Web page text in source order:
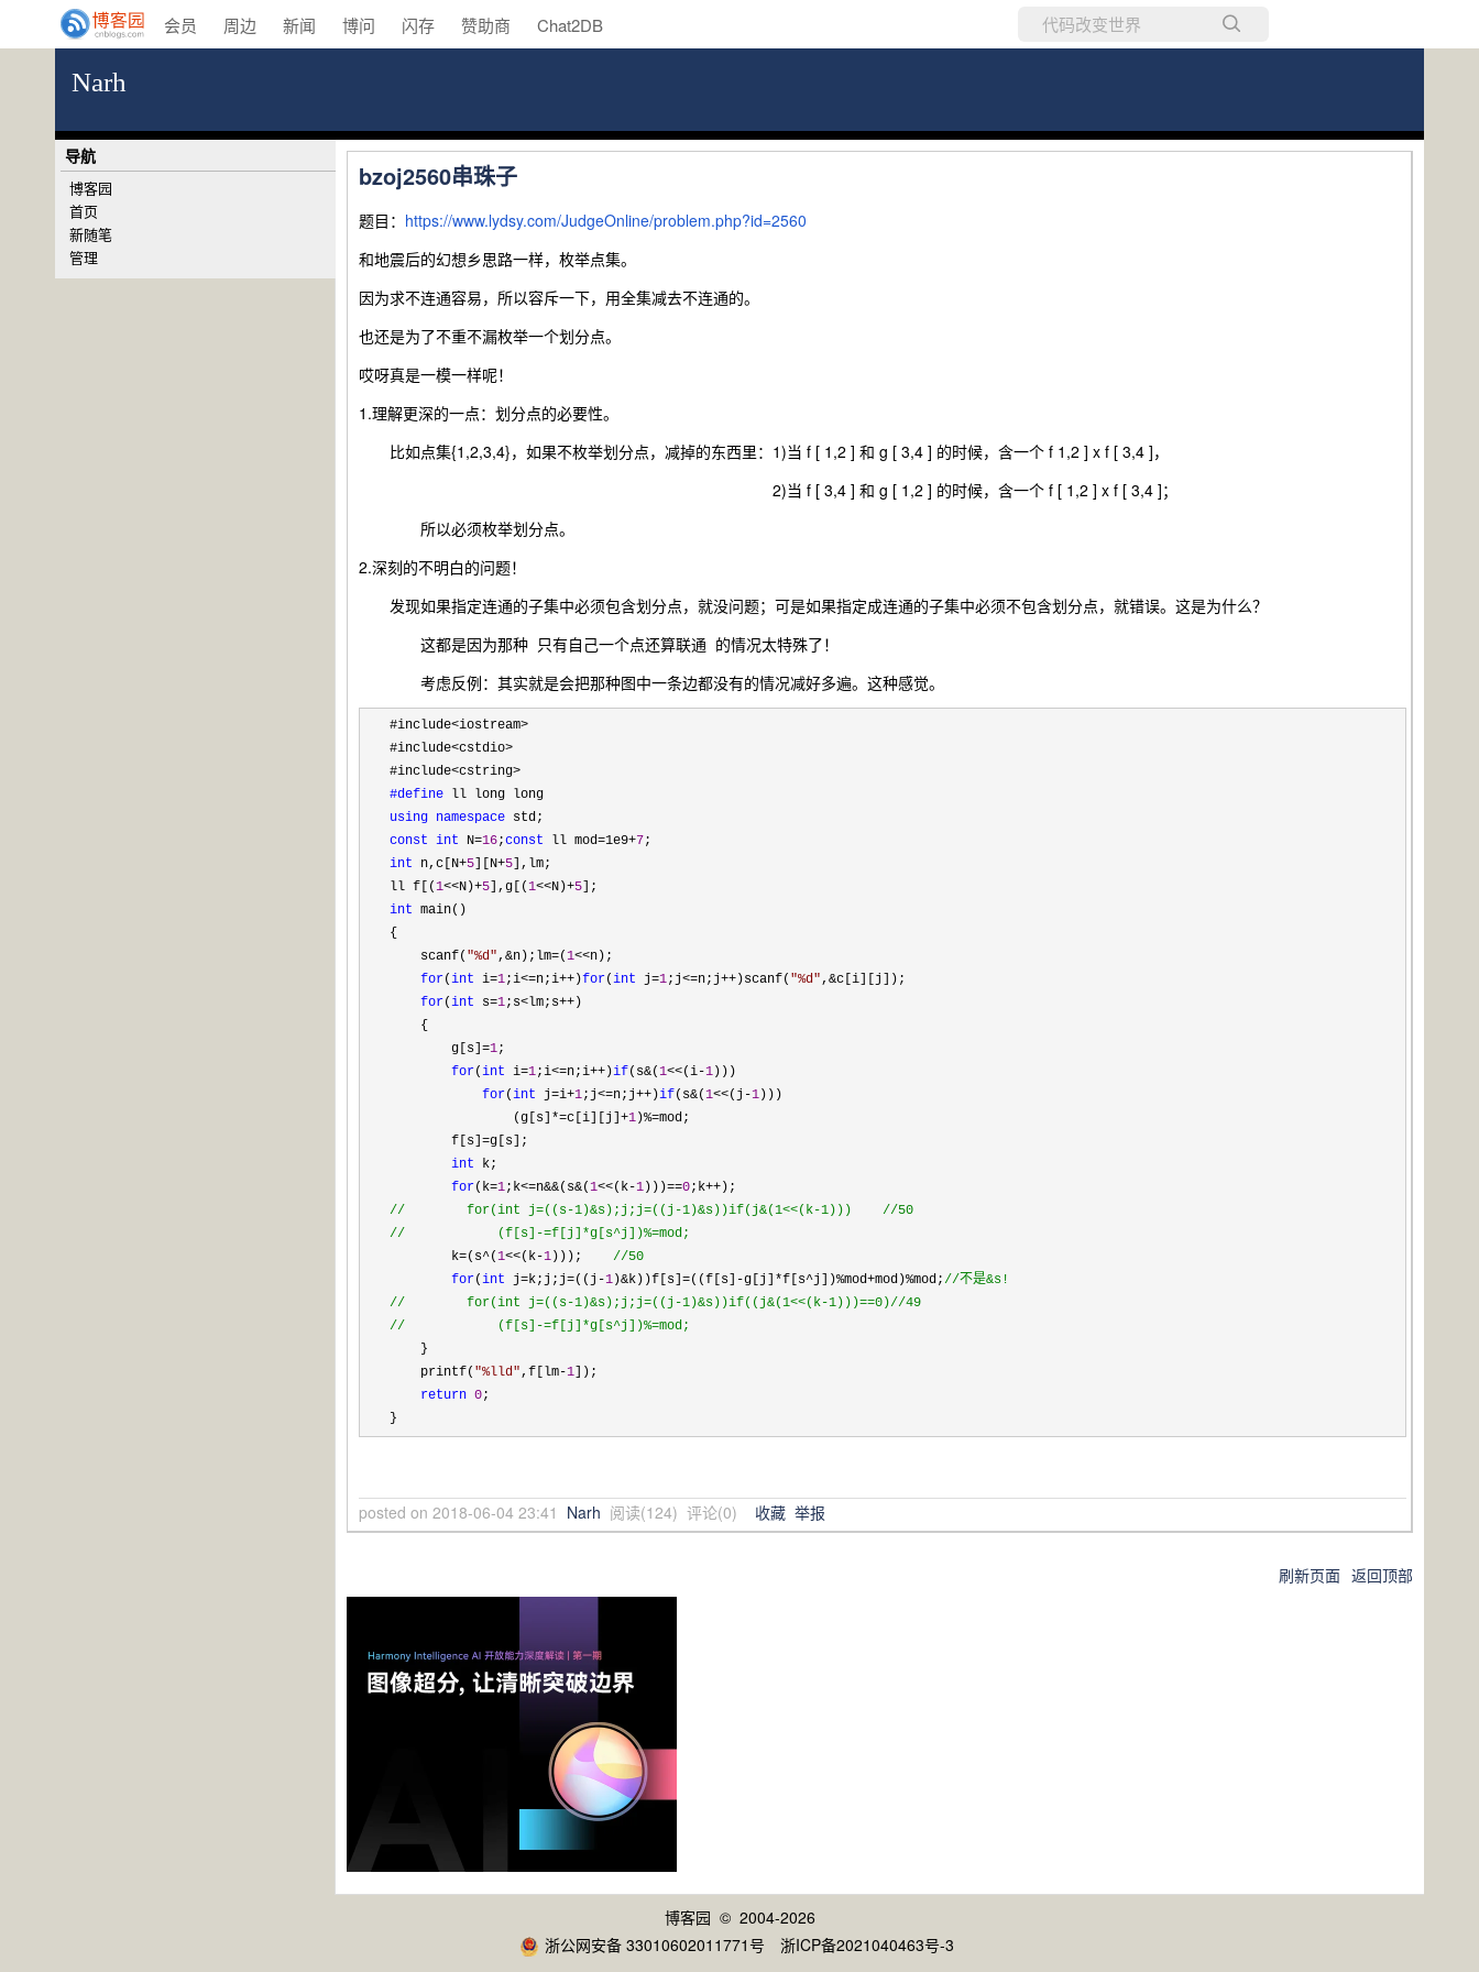
会员 周边 新闻 博问 闪存 赞助商 Chat2DB
Narh
bzoj2560串珠子
题目： https://www.lydsy.com/JudgeOnline/problem.php?id=2560
和地震后的幻想乡思路一样，枚举点集。
因为求不连通容易，所以容斥一下，用全集减去不连通的。
也还是为了不重不漏枚举一个划分点。
哎呀真是一模一样呢！
1.理解更深的一点：划分点的必要性。
比如点集{1,2,3,4}，如果不枚举划分点，减掉的东西里：1)当 f [ 1,2 ] 和 g [ 3,4 ] 的时候，含一个 f 1,2 ] x f [ 3,4 ]，
2)当 f [ 3,4 ] 和 g [ 1,2 ] 的时候，含一个 f [ 1,2 ] x f [ 3,4 ]；
所以必须枚举划分点。
2.深刻的不明白的问题！
发现如果指定连通的子集中必须包含划分点，就没问题；可是如果指定成连通的子集中必须不包含划分点，就错误。这是为什么？
这都是因为那种 只有自己一个点还算联通 的情况太特殊了！
考虑反例：其实就是会把那种图中一条边都没有的情况减好多遍。这种感觉。
#include<iostream>
#include<cstdio>
#include
#define
using namespace
const int N=16;const ll mod=1e9+7
int n,c[N+5 ][N+5 ],lm;
ll f[(1<<N)+5 ],g[(1<<N)+5
int main()
{
    scanf(
"%d",&n);lm=(1<<n);
for(int i=1;i<=n;i++)for(int j=1;j<=n;j++)scanf( "%d",&c[i][j]);
for(int s=1;s<lm;s++ )
    {
        g[s]
=1;
for(int i=1;i<=n;i++)if(s&(1<<(i-1 )))
for(int j=i+1;j<=n;j++)if(s&(1<<(j-1 )))
                (g[s]
*=c[i][j]+1 )%=mod;
        f[s]
=g[s];
int k;
for(k=1;k<=n&&(s&(1<<(k-1 )))==0;k++
//
        for(int j=((s-1)&s);j;j=((j-1)&s))if(j&(1<<(k-1)))
//
//
            (f[s]-=f[j]*g[s^j])%=mod;
        k=(s^(
1<<(k-1 ))); //50
for(int j=k;j;j=((j-1 )&k))f[s]=((f[s]-g[j]*f[s^j])%mod+mod)%mod;//
//
        for(int j=((s-1)&s);j;j=((j-1)&s))if((j&(1<<(k-1)))==0)
//
//
            (f[s]-=f[j]*g[s^j])%=mod;
    }
    printf(
"%lld",f[lm-1 ]);
return 0;
}
posted on 2018-06-04 23:41 Narh 阅读(124) 评论(0) 收藏 举报
刷新页面 返回顶部
导航
博客园
首页
新随笔
管理
博客园 © 2004-2026
浙公网安备 33010602011771号
浙ICP备2021040463号-3